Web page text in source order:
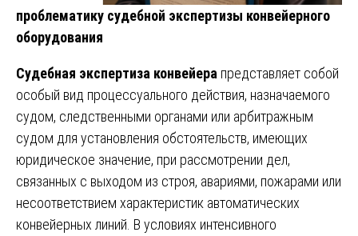
проблематику судебной экспертизы конвейерного
оборудования
Судебная экспертиза конвейера представляет собой
особый вид процессуального действия, назначаемого
судом, следственными органами или арбитражным
судом для установления обстоятельств, имеющих
юридическое значение, при рассмотрении дел,
связанных с выходом из строя, авариями, пожарами или
несоответствием характеристик автоматических
конвейерных линий. В условиях интенсивного